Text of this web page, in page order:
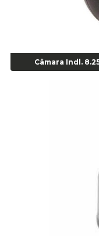
Agulha Escariadora/
Agulha Inserto Pneu s/
Agulha para Aplicação
Alicate Anéis Interno
Alicate Bico Curvo - Cod
Alicate Bico Reto - Cod
Alicate Bico Reto Tipo
Alicate Bomba D Água
Alicate Corte Diagonal -
Alicate Corte Frontal -
Alicate Corte Frontal -
Câmara Indl.